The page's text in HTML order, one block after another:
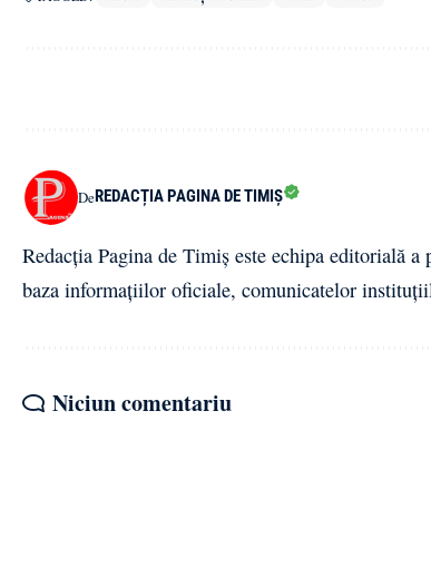
DeREDACȚIA PAGINA DE TIMIȘ
Redacția Pagina de Timiș este echipa editorială
baza informațiilor oficiale, comunicatelor
Niciun comentariu